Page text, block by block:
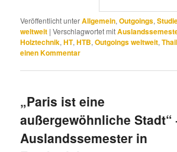
Veröffentlicht unterAllgemein,Outgoings,
weltweit |Verschlagwortet mit
Holztechnik,HT,HTB,Outgoings weltweit,
einen Kommentar
„Paris ist eine
außergewöhnliche Stadt“
Auslandssemester in